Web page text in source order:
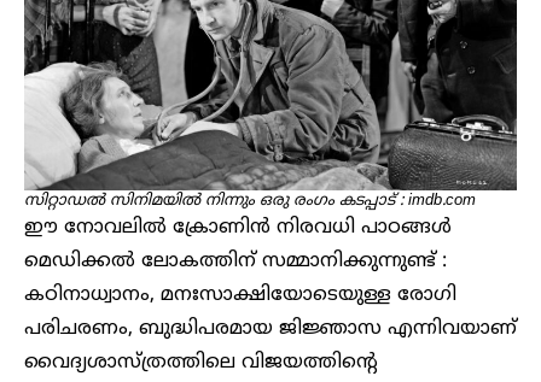
സിറ്റാഡൽ സിനിമയിൽ നിന്നും ഒരു രംഗം കടപ്പാട് : imdb.com
ഈ നോവലിൽ ക്രോണിൻ നിരവധി പാഠങ്ങൾ
മെഡിക്കൽ ലോകത്തിന് സമ്മാനിക്കുന്നുണ്ട് :
കഠിനാധ്വാനം, മനഃസാക്ഷിയോടെയുള്ള രോഗി
പരിചരണം, ബുദ്ധിപരമായ ജിജ്ഞാസ എന്നിവയാണ്
വൈദ്യശാസ്ത്രത്തിലെ വിജയത്തിന്റെ